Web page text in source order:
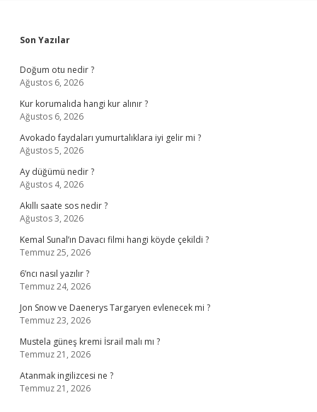
Sidebar
Son Yazılar
Doğum otu nedir ?
Ağustos 6, 2026
Kur korumalıda hangi kur alınır ?
Ağustos 6, 2026
Avokado faydaları yumurtalıklara iyi gelir mi ?
Ağustos 5, 2026
Ay düğümü nedir ?
Ağustos 4, 2026
Akıllı saate sos nedir ?
Ağustos 3, 2026
Kemal Sunal’ın Davacı filmi hangi köyde çekildi ?
Temmuz 25, 2026
6’ncı nasıl yazılır ?
Temmuz 24, 2026
Jon Snow ve Daenerys Targaryen evlenecek mi ?
Temmuz 23, 2026
Mustela güneş kremi İsrail malı mı ?
Temmuz 21, 2026
Atanmak ingilizcesi ne ?
Temmuz 21, 2026